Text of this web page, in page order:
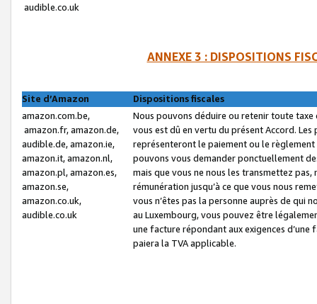
audible.co.uk
ANNEXE 3 : DISPOSITIONS
Site d’Amazon
Dispositions fiscales
amazon.com.be,
amazon.fr, amazon.de,
audible.de, amazon.ie,
amazon.it, amazon.nl,
amazon.pl, amazon.es,
amazon.se,
amazon.co.uk,
audible.co.uk
Nous pouvons déduire ou retenir toute
vous est dû en vertu du présent Accord.
représenteront le paiement ou le
pouvons vous demander ponctuellement
mais que vous ne nous les transmettez
rémunération jusqu’à ce que vous nous
vous n’êtes pas la personne auprès de qui
au Luxembourg, vous pouvez être
une facture répondant aux exigences
paiera la TVA applicable.